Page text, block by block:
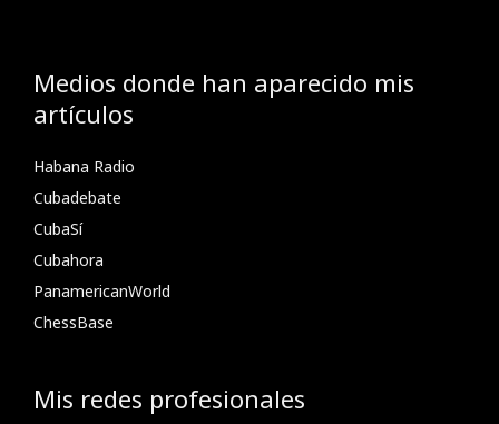
Medios donde han aparecido mis
artículos
Habana Radio
Cubadebate
CubaSí
Cubahora
PanamericanWorld
ChessBase
Mis redes profesionales